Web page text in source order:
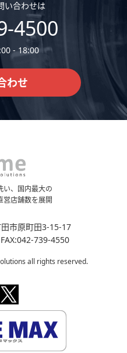
い合わせは
4500
- 18:00
わせ
い、国内最大の
営店舗数を展開
市原町田3-15-17
739-4550
all rights reserved.